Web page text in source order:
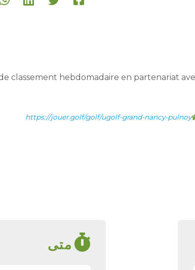
classement hebdomadaire en partenariat
https://jouer.golf/golf/ugolf-grand-nancy-pulnoy
متى